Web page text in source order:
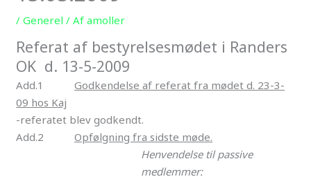
/Generel / Afamoller
Referat af bestyrelsesmødet i Randers
OK d. 13-5-2009
Add.1Godkendelse af referat fra mødet d. 23-3-
09 hos Kaj
-referatet blev godkendt.
Add.2Opfølgning fra sidste møde.
Henvendelse til passive
medlemmer: